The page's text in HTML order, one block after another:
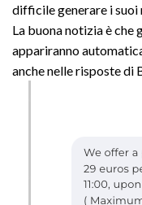
difficile generare i
La buona notizia è che
appariranno
anche nelle risposte di